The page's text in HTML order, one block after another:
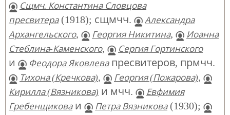
Сщмч. Константина Словцова
пресвитера(1918); сщмчч.
Александра
Архангельского, Георгия Никитина,
Иоанна
Стеблина-Каменского, Сергия Гортинского
и Феодора Яковлевапресвитеров, прмчч.
Тихона (Кречкова), Георгия (Пожарова),
Кирилла (Вязникова) и мчч.
Евфимия
Гребенщиковаи Петра Вязникова(1930);